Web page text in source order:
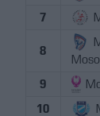
7
8
9
10